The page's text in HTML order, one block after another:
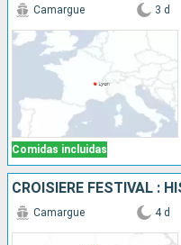
Comidas incluidas
Camargue 3 d
Camargue 4 d